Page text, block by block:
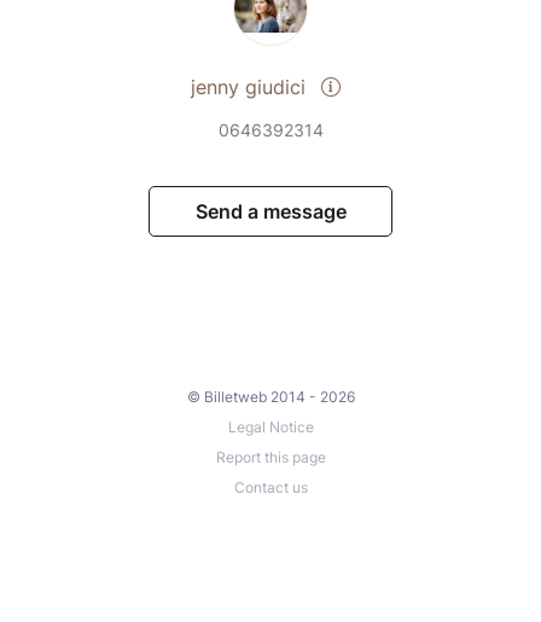
jenny giudici
0646392314
Send a message
© Billetweb 2014 - 2026
Legal Notice
Report this page
Contact us